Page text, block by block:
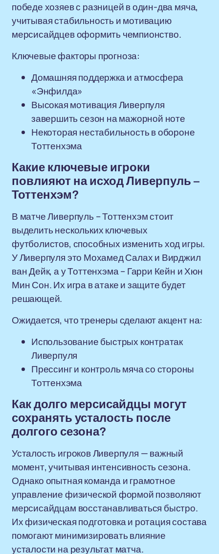
победе хозяев с разницей в один-два мяча,
учитывая стабильность и мотивацию
мерсисайдцев оформить чемпионство.
Ключевые факторы прогноза:
Домашняя поддержка и атмосфера
«Энфилда»
Высокая мотивация Ливерпуля
завершить сезон на мажорной ноте
Некоторая нестабильность в обороне
Тоттенхэма
Какие ключевые игроки
повлияют на исход Ливерпуль –
Тоттенхэм?
В матче Ливерпуль – Тоттенхэм стоит
выделить нескольких ключевых
футболистов, способных изменить ход игры.
У Ливерпуля это Мохамед Салах и Вирджил
ван Дейк, а у Тоттенхэма – Гарри Кейн и Хюн
Мин Сон. Их игра в атаке и защите будет
решающей.
Ожидается, что тренеры сделают акцент на:
Использование быстрых контратак
Ливерпуля
Прессинг и контроль мяча со стороны
Тоттенхэма
Как долго мерсисайдцы могут
сохранять усталость после
долгого сезона?
Усталость игроков Ливерпуля — важный
момент, учитывая интенсивность сезона.
Однако опытная команда и грамотное
управление физической формой позволяют
мерсисайдцам восстанавливаться быстро.
Их физическая подготовка и ротация состава
помогают минимизировать влияние
усталости на результат матча.